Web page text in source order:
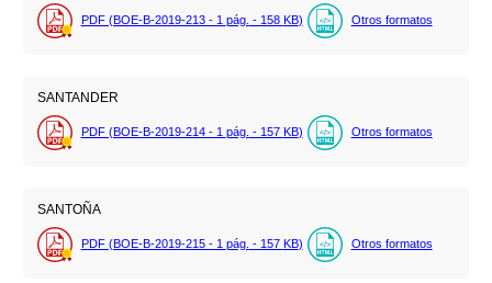
PDF (BOE-B-2019-213 - 1 pág. - 158 KB) Otros formatos
SANTANDER
PDF (BOE-B-2019-214 - 1 pág. - 157 KB) Otros formatos
SANTOÑA
PDF (BOE-B-2019-215 - 1 pág. - 157 KB) Otros formatos